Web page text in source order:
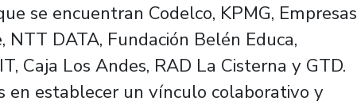
se encuentran Codelco, KPMG, Empresas
NTT DATA, Fundación Belén Educa,
Caja Los Andes, RAD La Cisterna y GTD.
en establecer un vínculo colaborativo y